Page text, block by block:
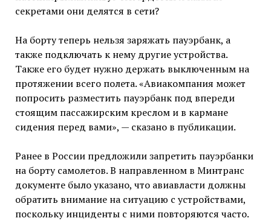
секретами они делятся в сети?
На борту теперь нельзя заряжать пауэрбанк, а
также подключать к нему другие устройства.
Также его будет нужно держать выключенным на
протяжении всего полета. «Авиакомпания может
попросить разместить пауэрбанк под впереди
стоящим пассажирским креслом и в кармане
сидения перед вами», — сказано в публикации.
Ранее в России предложили запретить пауэрбанки
на борту самолетов. В направленном в Минтранс
документе было указано, что авиавласти должны
обратить внимание на ситуацию с устройствами,
поскольку инциденты с ними повторяются часто.